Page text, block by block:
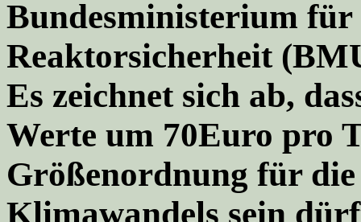
Bundesministerium
Reaktorsicherheit
Es zeichnet sich ab,
Werte um 70Euro pro
Größenordnung für die
Klimawandels sein